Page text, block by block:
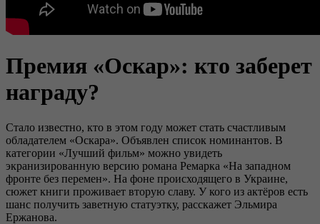
Премия «Оскар»: кто заберет
награду?
Стало известно, кто в этом году может стать счастливым
обладателем «Оскара». Объявлен список номинантов. В
категории «Лучший фильм» можно увидеть
экранизированную версию романа Ремарка «На западном
фронте без перемен». На фоне происходящего в Украине,
сюжет книги проживает вторую славу. У кого из актёров есть
шанс получить заветную статуэтку, расскажет Эльмира
Ержанова.